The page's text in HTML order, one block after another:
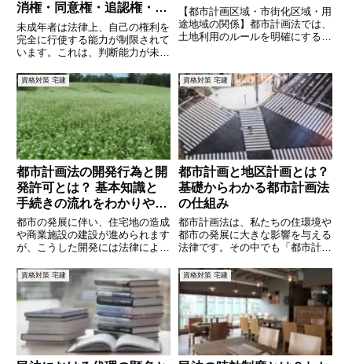
消権・同意権・追認権・代
理権をわかりやすく解説
未成年者は法律上、自己の権利を
完全に行使する能力が制限されて
います。これは、判断能力が未熟
やトラブルから守るための制度で
す。そこで、親権者や未成年後見
人といった「法定代理人」が未成
年者をサポートする仕組みが用意
【都市計画区域・市街化区域・用
途地域の関係】都市計画法では、
土地利用のルールを明確にするた
域」という階層的な仕組みが設け
られています。それぞれの関係を
理解することで、都市開発や不
資格対策 宅建
都市計画法の開発行為と開
発許可とは？ 基本知識と
手続きの流れをわかりやす
く解説！
都市の発展に伴い、住宅地の造成
や商業施設の建設が進められます
が、こうした開発には法律による
市計画法における「開発行為」と
「開発許可」は、適正な都市づく
りを進めるための重要な制度で
す。しかし、「開発行為とは何
か？
資格対策 宅建
都市計画と地区計画とは？
基礎からわかる都市計画法
の仕組み
都市計画法は、私たちの住環境や
都市の発展に大きな影響を与える
法律です。その中でも「都市計
りの基本となる重要な要素です。
都市計画は、広範なエリアにわた
る都市の整備や発展の方針を決め
るものであり、地区計画はその中
で
資格対策 宅建 資格対策 宅建